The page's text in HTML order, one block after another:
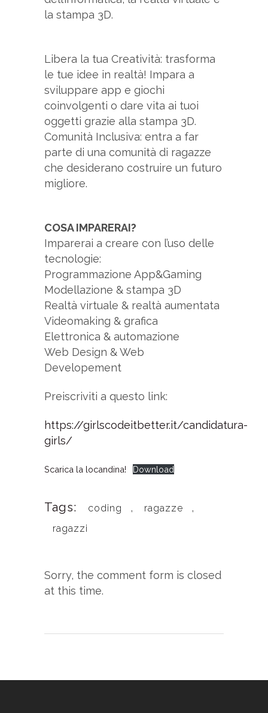
la stampa 3D.
Libera la tua Creatività: trasforma
le tue idee in realtà! Impara a
sviluppare app e giochi
coinvolgenti o dare vita ai tuoi
oggetti grazie alla stampa 3D.
Comunità Inclusiva: entra a far
parte di una comunità di ragazze
che desiderano costruire un futuro
migliore.
COSA IMPARERAI?
Imparerai a creare con l’uso delle
tecnologie:
Programmazione App&Gaming
Modellazione & stampa 3D
Realtà virtuale & realtà aumentata
Videomaking & grafica
Elettronica & automazione
Web Design & Web
Developement
Preiscriviti a questo link:
https://girlscodeitbetter.it/candidatura-
girls/
Scarica la locandina! Download
Tags: coding , ragazze ,
ragazzi
Sorry, the comment form is closed
at this time.